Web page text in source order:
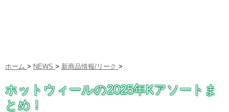
ホーム > NEWS > 新商品情報/リーク >
ホットウィールの2025年Kアソートま
とめ！